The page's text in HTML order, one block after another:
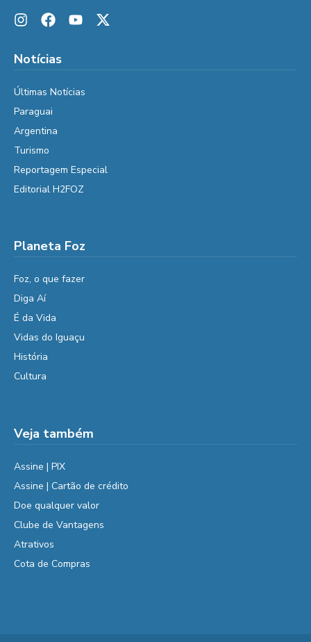
Notícias
Últimas Notícias
Paraguai
Argentina
Turismo
Reportagem Especial
Editorial H2FOZ
Planeta Foz
Foz, o que fazer
Diga Aí
É da Vida
Vidas do Iguaçu
História
Cultura
Veja também
Assine | PIX
Assine | Cartão de crédito
Doe qualquer valor
Clube de Vantagens
Atrativos
Cota de Compras